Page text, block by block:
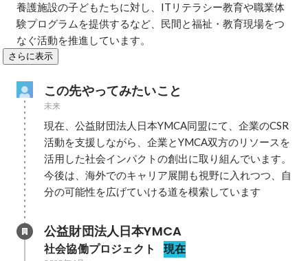
養護施設の子どもたちに対し、ITリテラシー教育や職業体
験プログラムを提供するなど、民間と福祉・教育現場をつ
なぐ活動を推進しています。
さらに表示
この先やってみたいこと
未来
現在、公益財団法人日本YMCA同盟にて、企業のCSR
活動を支援しながら、企業とYMCA双方のリソースを
活用した社会インパクトの創出に取り組んでいます。
今後は、海外でのキャリア展開も視野に入れつつ、自
分の可能性を広げていける道を模索しています
公益財団法人日本YMCA
社会協働プロジェクト 現在